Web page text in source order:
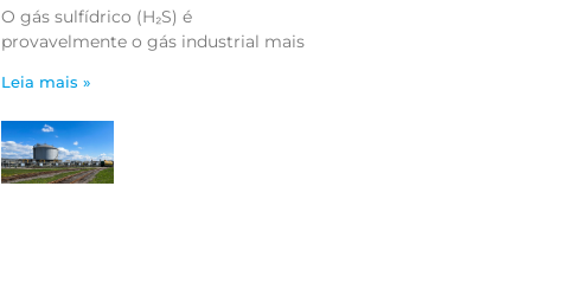
O gás sulfídrico (H₂S) é
provavelmente o gás industrial mais
Leia mais »